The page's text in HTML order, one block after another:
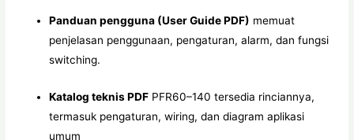
Panduan pengguna (User Guide PDF) memuat
penjelasan penggunaan, pengaturan, alarm, dan fungsi
switching.
Katalog teknis PDF PFR60–140 tersedia rinciannya,
termasuk pengaturan, wiring, dan diagram aplikasi
umum